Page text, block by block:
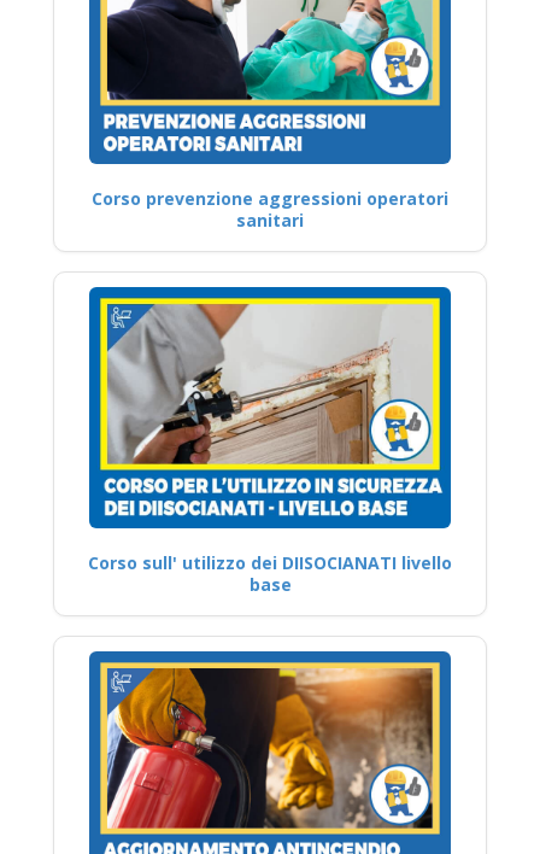
Corso prevenzione aggressioni operatori
sanitari
Corso sull' utilizzo dei DIISOCIANATI livello
base